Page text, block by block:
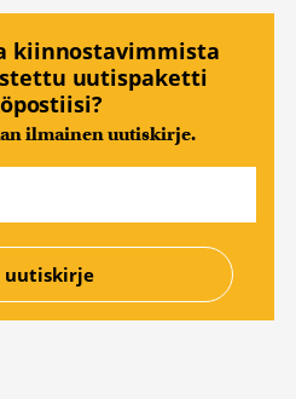
kiinnostavimmista
uutispaketti
ilmainen uutiskirje.